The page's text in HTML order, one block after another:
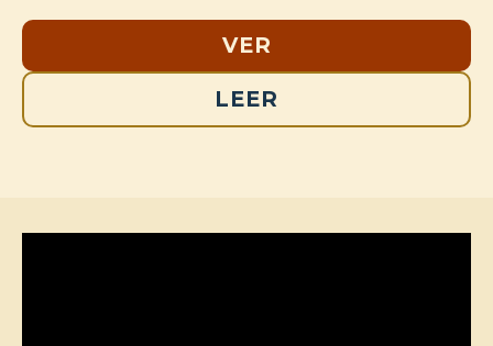
VER
LEER